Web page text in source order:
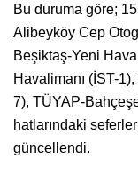
Bu duruma göre;
Alibeyköy Cep
Beşiktaş-Yeni
Havalimanı (İST-
7), TÜYAP-
hatlarındaki
güncellendi.